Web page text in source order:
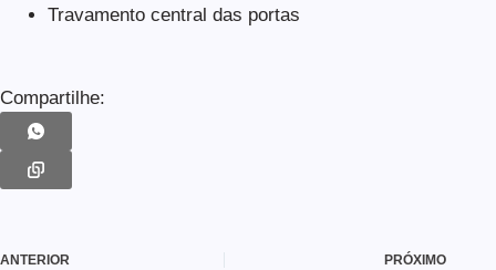
Travamento central das portas
Compartilhe:
ANTERIOR PRÓXIMO